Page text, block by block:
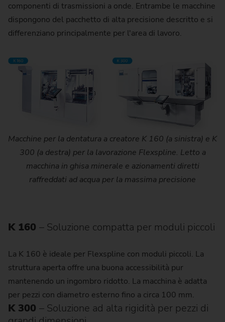
componenti di trasmissioni a onde. Entrambe le macchine
dispongono del pacchetto di alta precisione descritto e si
differenziano principalmente per l'area di lavoro.
Macchine per la dentatura a creatore K 160 (a sinistra) e K
300 (a destra) per la lavorazione Flexspline. Letto a
macchina in ghisa minerale e azionamenti diretti
raffreddati ad acqua per la massima precisione
K 160 – Soluzione compatta per moduli piccoli
La K 160 è ideale per Flexspline con moduli piccoli. La
struttura aperta offre una buona accessibilità pur
mantenendo un ingombro ridotto. La macchina è adatta
per pezzi con diametro esterno fino a circa 100 mm.
K 300 – Soluzione ad alta rigidità per pezzi di